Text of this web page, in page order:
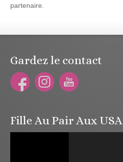
partenaire.
Gardez le contact
Fille Au Pair Aux USA